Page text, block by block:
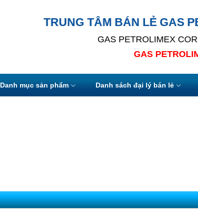
TRUNG TÂM BÁN LẺ GAS
GAS PETROLIMEX
GAS
Danh mục sản phẩm Danh sách đại lý bán lẻ